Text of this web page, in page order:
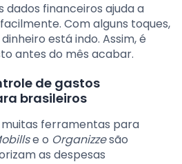
dados financeiros ajuda a
Com alguns toques,
está indo. Assim, é
antes do mês acabar.
de gastos
brasileiros
muitas ferramentas para
e o Organizzesão
as despesas